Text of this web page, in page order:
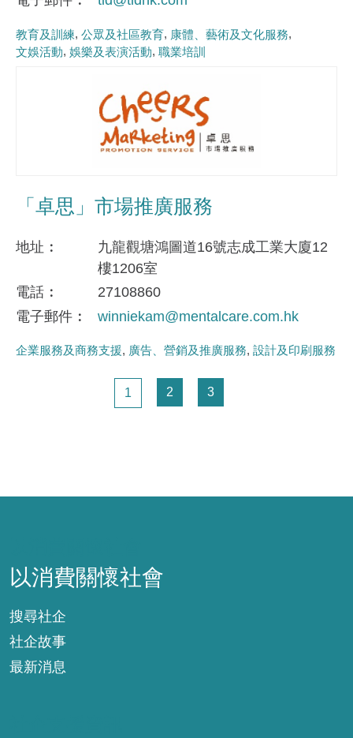
教育及訓練 公眾及社區教育 康體、藝術及文化服務
文娛活動 娛樂及表演活動 職業培訓
「卓思」市場推廣服務
地址
九龍觀塘鴻圖道16號志成工業大廈12
樓1206室
電話
27108860
電子郵件
winniekam@mentalcare.com.hk
企業服務及商務支援 廣告、營銷及推廣服務 設計及印刷服務
頁面
1 頁面
2 頁面
3
以消費關懷社會
搜尋社企
社企故事
最新消息